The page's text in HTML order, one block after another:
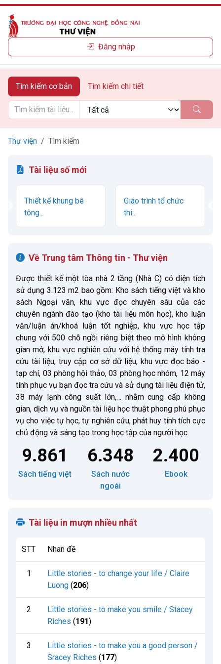
Đăng nhập
Tìm kiếm cơ bản Tìm kiếm chi tiết
Thư viện Tìm kiếm
Tài liệu số mới
Thiết kế khung bê
tông...
Giáo trình tổ chức
thi...
Về Trung tâm Thông tin - Thư viện
Được thiết kế một tòa nhà 2 tầng (Nhà C) có diện tích
sử dụng 3.123 m2 bao gồm: Kho sách tiếng việt và kho
sách Ngoại văn, khu vực đọc chuyên sâu của các
chuyên ngành đào tạo (kho tài liệu môn học), kho luận
văn/luận án/khoá luận tốt nghiệp, khu vực học tập
chung với 500 chỗ ngồi riêng biệt theo mô hình không
gian mở, khu vực nghiên cứu với hệ thống máy tính tra
cứu tài liệu, truy cập cơ sở dữ liệu, khu vực đọc báo -
tạp chí, 03 phòng hội thảo, 03 phòng học nhóm, 12 máy
tính phục vụ bạn đọc tra cứu và sử dụng tài liệu điện tử,
38 máy lạnh công suất lớn,… nhằm cung cấp không
gian, dịch vụ và nguồn tài liệu học thuật phong phú phục
vụ cho việc tự học, tự nghiên cứu, phát huy tính tích cực
chủ động và sáng tạo trong học tập của người học.
9.861
Sách tiếng việt
6.348
Sách nước
ngoài
2.400
Ebook
Tài liệu in mượn nhiều nhất
STT Nhan đề
1
Little stories - to change your life / Claire
Luong (206)
2
Little stories - to make you smile / Stacey
Riches (191)
3
Little stories - to make you a good person /
Sracey Riches (177)